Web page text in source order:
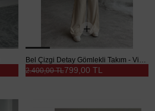
Bel Çizgi Detay Gömlekli Takım - Vizon
799,00 TL
2.400,00 TL